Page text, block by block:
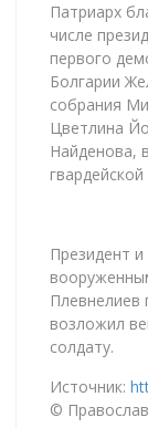
Патриарх
числе
первого
Болгарии
собрания
Цветлина
Найденова,
Президент
Плевнелиев
возложил
солдату.
Источник:
©